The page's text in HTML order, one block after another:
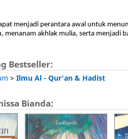
menjadi perantara awal untuk
menanam akhlak mulia, serta menjadi
Bestseller:
> Ilmu Al - Qur'an & Hadist
Bianda: